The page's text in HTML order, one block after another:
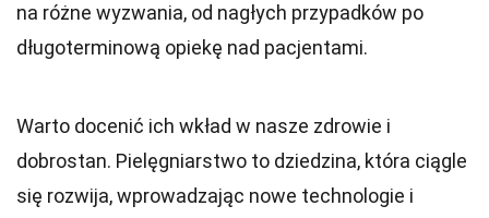
na różne wyzwania, od nagłych przypadków po
długoterminową opiekę nad pacjentami.
Warto docenić ich wkład w nasze zdrowie i
dobrostan. Pielęgniarstwo to dziedzina, która ciągle
się rozwija, wprowadzając nowe technologie i